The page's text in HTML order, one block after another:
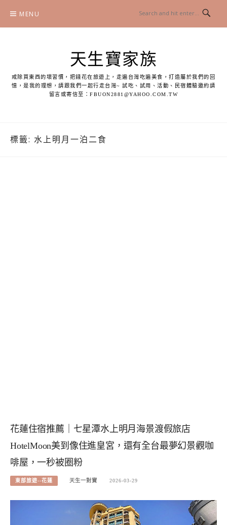
content
MENU
天生寶家族
戒除買東西的壞習慣，把錢花在旅遊上，走遍台灣吃遍美食，打造屬於我們的回
憶，是我的理想，請跟我們一起行走台灣~ 試吃、試用、活動、民宿體驗邀約請
留言或寄信至：FBUON2881@YAHOO.COM.TW
標籤: 水上明月一泊二食
花蓮住宿推薦｜七星潭水上明月海景渡假旅店
HotelMoon美到像住進皇宮，還有全台最夢幻景觀咖
啡屋，一秒被圈粉
東部旅遊--花蓮 天生一對寶 2026-03-29